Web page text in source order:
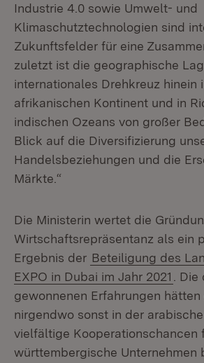
Industrie 4.0 sowie Umwelt- und
Klimaschutztechnologien sind
Zukunftsfelder für eine
zuletzt ist die geographische
internationales Drehkreuz hinein
afrikanischen Kontinent und in
indischen Ozeans von großer
Blick auf die Diversifizierung
Handelsbeziehungen und die
Märkte.“
Die Ministerin wertet die
Wirtschaftsrepräsentanz als ein
Ergebnis der Beteiligung des
EXPO in Dubai im Jahr 2021
.
gewonnenen Erfahrungen
nirgendwo sonst in der
vielfältige Kooperationschancen
württembergische Unternehmen